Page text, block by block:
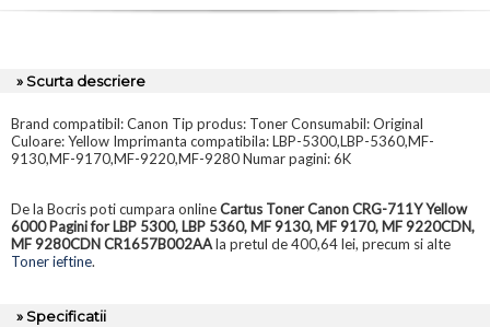
» Scurta descriere
Brand compatibil: Canon Tip produs: Toner Consumabil: Original
Culoare: Yellow Imprimanta compatibila: LBP-5300,LBP-5360,MF-
9130,MF-9170,MF-9220,MF-9280 Numar pagini: 6K
De la Bocris poti cumpara onlineCartus Toner Canon CRG-711Y Yellow
6000 Pagini for LBP 5300, LBP 5360, MF 9130, MF 9170, MF 9220CDN,
MF 9280CDN CR1657B002AAla pretul de 400,64 lei, precum si alte
Toner ieftine.
» Specificatii